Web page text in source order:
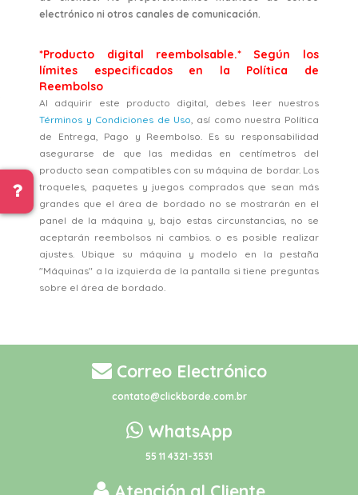
electrónico ni otros canales de comunicación.
*Producto digital reembolsable.* Según los
límites especificados en la Política de
Reembolso
Al adquirir este producto digital, debes leer nuestros
Términos y Condiciones de Uso, así como nuestra Política
de Entrega, Pago y Reembolso. Es su responsabilidad
asegurarse de que las medidas en centímetros del
producto sean compatibles con su máquina de bordar. Los
troqueles, paquetes y juegos comprados que sean más
grandes que el área de bordado no se mostrarán en el
panel de la máquina y, bajo estas circunstancias, no se
aceptarán reembolsos ni cambios. o es posible realizar
ajustes. Ubique su máquina y modelo en la pestaña
"Máquinas" a la izquierda de la pantalla si tiene preguntas
sobre el área de bordado.
Correo Electrónico
contato@clickborde.com.br
WhatsApp
55 11 4321-3531